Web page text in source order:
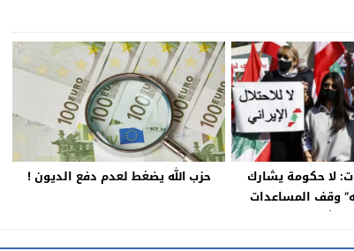
لا حكومة يشارك
وقف المساعدات
للجيش
حزب الله يضغط لعدم دفع الديون !